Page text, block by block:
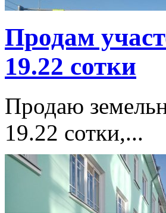
Продам
19.22 сотки
Продаю
19.22 сотки,...